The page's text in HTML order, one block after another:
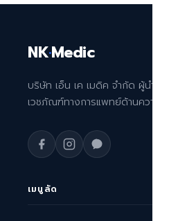
NK·Medic
บริษัท เอ็น เค เมดิค จำกัด ผู้นำเข้า
เวชภัณฑ์ทางการแพทย์ด้านความ
เมนูลัด